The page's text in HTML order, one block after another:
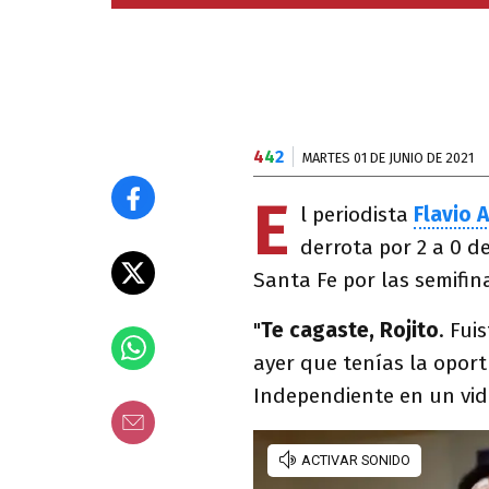
442 MARTES 01 DE JUNIO DE 2021
E l periodista Flavio
derrota por 2 a 0
Santa Fe por las
"Te cagaste, Rojito.
ayer que tenías la
Independiente en un